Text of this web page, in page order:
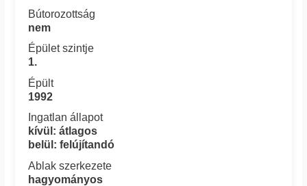
Bútorozottság
nem
Épület szintje
1.
Épült
1992
Ingatlan állapot
kívül: átlagos
belül: felújítandó
Ablak szerkezete
hagyományos